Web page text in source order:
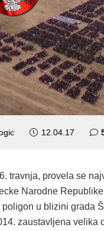
12.04.17
travnja, provela se
Narodne
poligon u blizini grada
zaustavljena velika